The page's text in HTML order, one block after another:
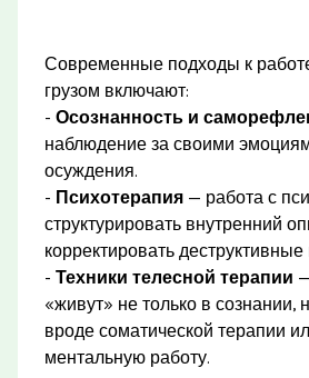
Современные подходы к
грузом включают:
-Осознанность и
наблюдение за своими
осуждения.
- Психотерапия — работа с
структурировать внутренний
корректировать
-Техники телесной терапии
«живут» не только в сознании,
вроде соматической терапии
ментальную работу.